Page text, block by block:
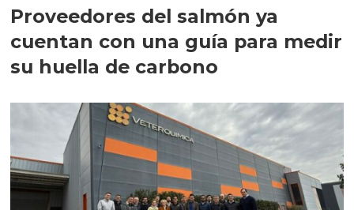
Proveedores del salmón ya
cuentan con una guía para medir
su huella de carbono